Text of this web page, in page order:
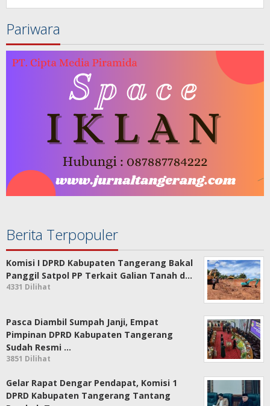
Pariwara
Berita Terpopuler
Komisi I DPRD Kabupaten Tangerang Bakal
Panggil Satpol PP Terkait Galian Tanah d…
4331 Dilihat
Pasca Diambil Sumpah Janji, Empat
Pimpinan DPRD Kabupaten Tangerang
Sudah Resmi …
3851 Dilihat
Gelar Rapat Dengar Pendapat, Komisi 1
DPRD Kabupaten Tangerang Tantang